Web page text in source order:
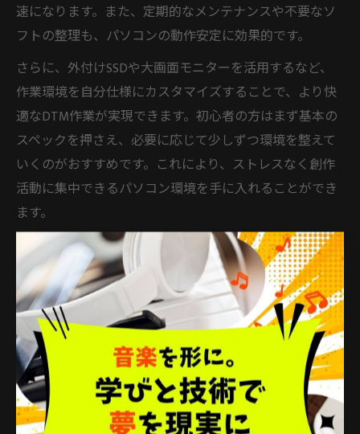
速になります。また、定期的なメンテナンスや不要なソ
フトの整理も、パソコンの動作安定に効果的です。
さらに、外付けSSDや大画面モニターを活用するなど、
作業環境を自分仕様にカスタマイズすることで、より快
適なDTM作業が実現できます。初心者の方はまず基本の
スペックを押さえ、必要に応じて少しずつ環境を整えて
いくのがおすすめです。これにより、ストレスなく創作
活動に集中できるパソコン環境を手に入れることができ
ます。
MacとWindowsで迷うDTMパソコンの
選び方
DTMパソコンはMacかWindowsか徹底比較
DTMパソコンを選ぶ際、多くの方がまず悩むのが「Mac
かWindowsか」という問題です。どちらにも音楽制作に